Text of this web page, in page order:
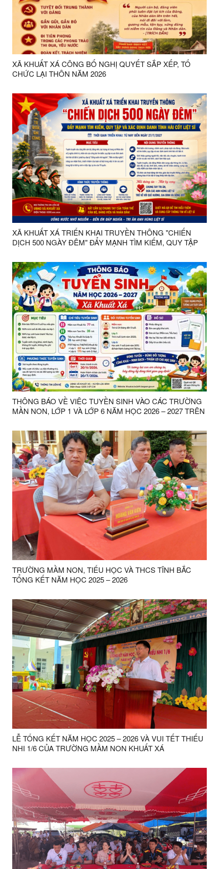
XÃ KHUẤT XÁ CÔNG BỐ NGHỊ QUYẾT SẮP XẾP, TỔ
CHỨC LẠI THÔN NĂM 2026
XÃ KHUẤT XÁ TRIỂN KHAI TRUYỀN THÔNG "CHIẾN
DỊCH 500 NGÀY ĐÊM" ĐẨY MẠNH TÌM KIẾM, QUY TẬP
THÔNG BÁO VỀ VIÊC TUYỀN SINH VÀO CÁC TRƯỜNG
MẦN NON, LỚP 1 VÀ LỚP 6 NĂM HỌC 2026 – 2027 TRÊN
TRƯỜNG MẦM NON, TIỂU HỌC VÀ THCS TĨNH BẮC
TỔNG KẾT NĂM HỌC 2025 – 2026
LỄ TỔNG KẾT NĂM HỌC 2025 – 2026 VÀ VUI TẾT THIẾU
NHI 1/6 CỦA TRƯỜNG MẦM NON KHUẤT XÁ